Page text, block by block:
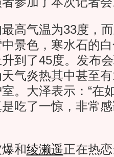
气温为33度，而
景色，寒水石的
到了45度。发布
气炎热其中甚至
。大泽表示：“在
吃了一惊，非常
和绫濑遥正在热